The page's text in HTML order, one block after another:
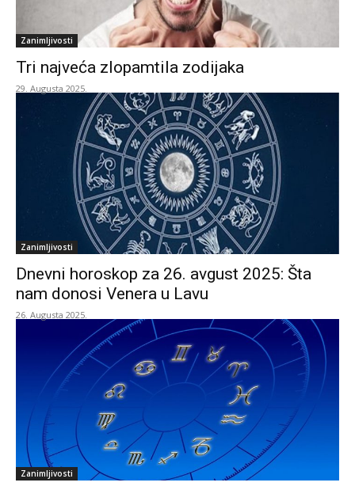
Zanimljivosti
Tri najveća zlopamtila zodijaka
29. Augusta 2025.
Zanimljivosti
Dnevni horoskop za 26. avgust 2025: Šta
nam donosi Venera u Lavu
26. Augusta 2025.
Zanimljivosti